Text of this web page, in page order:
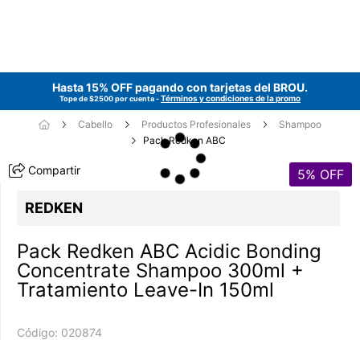
Hasta 15% OFF pagando con tarjetas del BROU.
Tope de $2500 por cuenta -Términos y condiciones de la promo
Cabello Productos Profesionales
Shampoo
Pack Redken ABC
Compartir 5% OFF
REDKEN
Pack Redken ABC Acidic Bonding
Concentrate Shampoo 300ml +
Tratamiento Leave-In 150ml
Código: 020874